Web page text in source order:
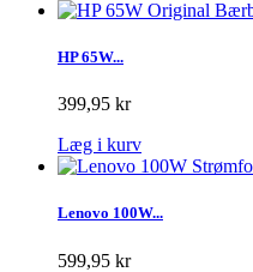
HP 65W...
399,95 kr
Læg i kurv
Lenovo 100W...
599,95 kr